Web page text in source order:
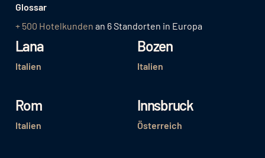
Glossar
+ 500 Hotelkunden an 6 Standorten in Europa
Lana
Italien
Bozen
Italien
Rom
Italien
Innsbruck
Österreich